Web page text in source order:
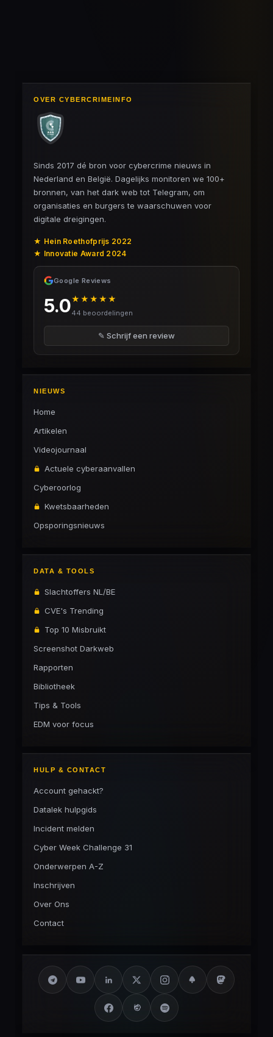
OVER CYBERCRIMEINFO
Sinds 2017 dé bron voor cybercrime nieuws in
Nederland en België. Dagelijks monitoren we 100+
bronnen, van het dark web tot Telegram, om
organisaties en burgers te waarschuwen voor
digitale dreigingen.
★ Hein Roethofprijs 2022
★ Innovatie Award 2024
Google Reviews
5.0★★★★★
44 beoordelingen
✎ Schrijf een review
NIEUWS
Home
Artikelen
Videojournaal
Actuele cyberaanvallen
Cyberoorlog
Kwetsbaarheden
Opsporingsnieuws
DATA & TOOLS
Slachtoffers NL/BE
CVE's Trending
Top 10 Misbruikt
Screenshot Darkweb
Rapporten
Bibliotheek
Tips & Tools
EDM voor focus
HULP & CONTACT
Account gehackt?
Datalek hulpgids
Incident melden
Cyber Week Challenge 31
Onderwerpen A-Z
Inschrijven
Over Ons
Contact